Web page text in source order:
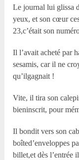
Le journal lui glissa
yeux, et son cœur
23,c’était son
Il l’avait acheté par
sesamis, car il ne
qu’ilgagnait !
Vite, il tira son
bieninscrit, pour
Il bondit vers son
boîted’enveloppes
billet,et dès l’entrée